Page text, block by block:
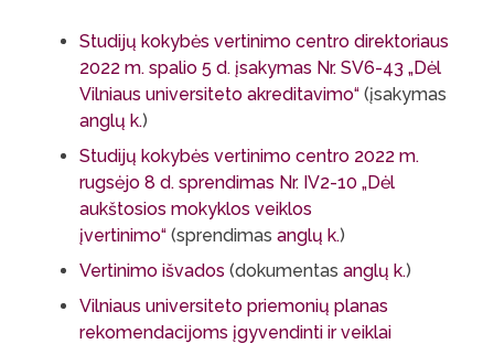
Studijų kokybės vertinimo centro direktoriaus
2022 m. spalio 5 d. įsakymas Nr. SV6-43 „Dėl
Vilniaus universiteto akreditavimo“ (įsakymas
anglų k.)
Studijų kokybės vertinimo centro 2022 m.
rugsėjo 8 d. sprendimas Nr. IV2-10 „Dėl
aukštosios mokyklos veiklos
įvertinimo“ (sprendimas anglų k.)
Vertinimo išvados (dokumentas anglų k.)
Vilniaus universiteto priemonių planas
rekomendacijoms įgyvendinti ir veiklai